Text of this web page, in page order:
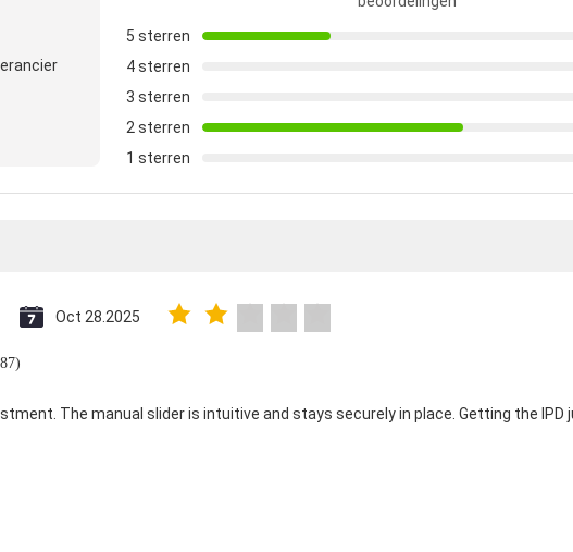
5 sterren
4 sterren
3 sterren
2 sterren
1 sterren
Oct 28.2025
The manual slider is intuitive and stays securely in place. Getting the IPD